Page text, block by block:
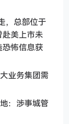
，总部位于
美上市未
怖信息获
业务集团需
：涉事城管